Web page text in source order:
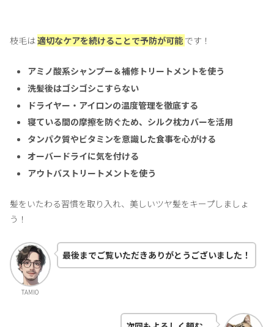
枝毛は適切なケアを続けることで予防が可能 です！
アミノ酸系シャンプー＆補修トリートメントを使う
洗髪後はゴシゴシこすらない
ドライヤー・アイロンの温度管理を徹底する
寝ている間の摩擦を防ぐため、シルク枕カバーを活用
タンパク質やビタミンを意識した食事を心がける
オーバードライに気を付ける
アウトバストリートメントを使う
髪をいたわる習慣を取り入れ、美しいツヤ髪をキープしましょ
う！
TAMIO
最後までご覧いただきありがとうございました！